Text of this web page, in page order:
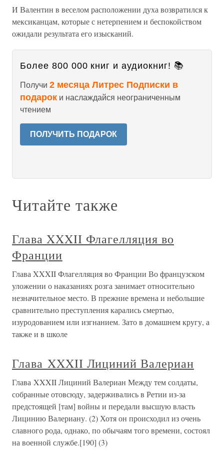
И Валентин в веселом расположении духа возвратился к
мексиканцам, которые с нетерпением и беспокойством
ожидали результата его изысканий.
Более 800 000 книг и аудиокниг! 📚
Получи 2 месяца Литрес Подписки в
подарок и наслаждайся неограниченным
чтением
ПОЛУЧИТЬ ПОДАРОК
Читайте также
Глава XXXII Флагелляция во
Франции
Глава XXXII Флагелляция во Франции Во французском
уложении о наказаниях розга занимает относительно
незначительное место. В прежние времена и небольшие
сравнительно преступления карались смертью,
изуродованием или изгнанием. Зато в домашнем кругу, а
также и в школе
Глава XXXII Лициний Валериан
Глава XXXII Лициний Валериан Между тем солдаты,
собранные отовсюду, задерживались в Ретии из-за
предстоящей [там] войны и передали высшую власть
Лицинию Валериану. (2) Хотя он происходил из очень
славного рода, однако, по обычаям того времени, состоял
на военной службе.[190] (3)